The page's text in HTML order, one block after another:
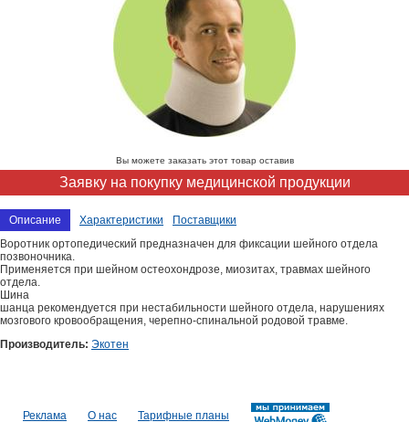
Вы можете заказать этот товар оставив
Заявку на покупку медицинской продукции
Описание Характеристики
Поставщики
Воротник ортопедический предназначен для фиксации шейного отдела
позвоночника.
Применяется при шейном остеохондрозе, миозитах, травмах шейного
отдела.
Шина
шанца рекомендуется при нестабильности шейного отдела, нарушениях
мозгового кровообращения, черепно-спинальной родовой травме.
Производитель: Экотен
Реклама О нас Тарифные планы